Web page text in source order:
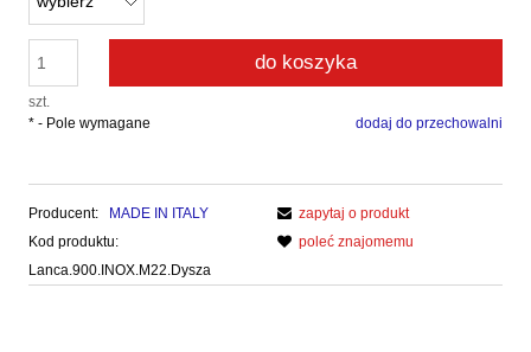
szt.
do koszyka
dodaj do przechowalni
* - Pole wymagane
Producent:
MADE IN ITALY
Kod produktu:
Lanca.900.INOX.M22.Dysza
zapytaj o produkt
poleć znajomemu